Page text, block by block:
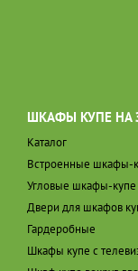
ШКАФЫ КУПЕ НА
Каталог
Встроенные шкафы-
Угловые шкафы-купе
Двери для шкафов
Гардеробные
Шкафы купе с